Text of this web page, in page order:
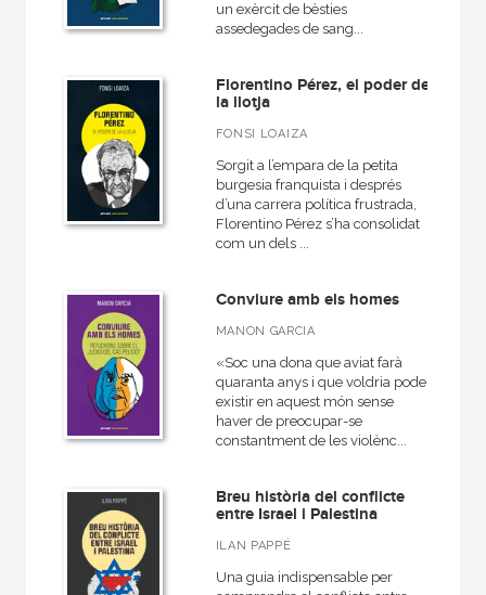
Texto escolar
NUESTROS FORMATOS
Cartoné
CATÁLOGOS PDF
Catálogos PDF
un exèrcit de bèsties
assedegades de sang...
Florentino Pérez, el poder de
la llotja
FONSI LOAIZA
Sorgit a l’empara de la petita
burgesia franquista i després
d’una carrera política frustrada,
Florentino Pérez s’ha consolidat
com un dels ...
Conviure amb els homes
MANON GARCIA
«Soc una dona que aviat farà
quaranta anys i que voldria poder
existir en aquest món sense
haver de preocupar-se
constantment de les violènc...
Breu història del conflicte
entre Israel i Palestina
ILAN PAPPÉ
Una guia indispensable per